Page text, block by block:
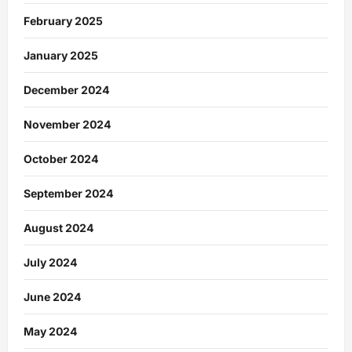
February 2025
January 2025
December 2024
November 2024
October 2024
September 2024
August 2024
July 2024
June 2024
May 2024